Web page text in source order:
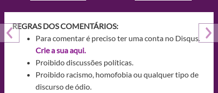
REGRAS DOS COMENTÁRIOS:
Para comentar é preciso ter uma conta no Disqus.
Crie a sua aqui.
Proibido discussões políticas.
Proibido racismo, homofobia ou qualquer tipo de
discurso de ódio.